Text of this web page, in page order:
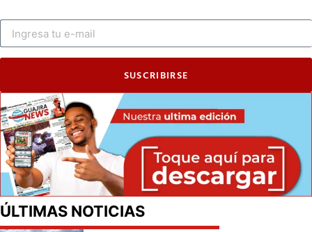
SUSCRIBIRSE
ÚLTIMAS NOTICIAS